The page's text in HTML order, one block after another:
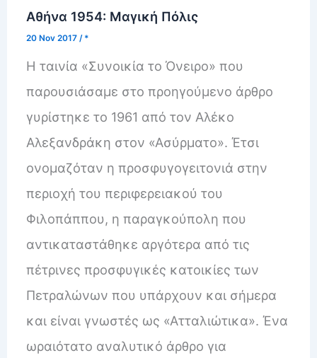
Αθήνα 1954: Μαγική Πόλις
20 Nov 2017/ *
Η ταινία «Συνοικία το Όνειρο» που
παρουσιάσαμε στο προηγούμενο άρθρο
γυρίστηκε το 1961 από τον Αλέκο
Αλεξανδράκη στον «Ασύρματο». Έτσι
ονομαζόταν η προσφυγογειτονιά στην
περιοχή του περιφερειακού του
Φιλοπάππου, η παραγκούπολη που
αντικαταστάθηκε αργότερα από τις
πέτρινες προσφυγικές κατοικίες των
Πετραλώνων που υπάρχουν και σήμερα
και είναι γνωστές ως «Ατταλιώτικα». Ένα
ωραιότατο αναλυτικό άρθρο για